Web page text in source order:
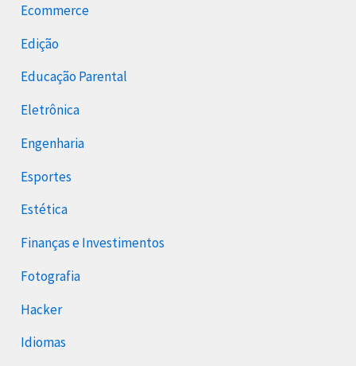
Ecommerce
Edição
Educação Parental
Eletrônica
Engenharia
Esportes
Estética
Finanças e Investimentos
Fotografia
Hacker
Idiomas